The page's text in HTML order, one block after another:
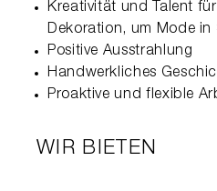
Kreativität und Talent
Dekoration, um Mode in
Positive Ausstrahlung
Handwerkliches
Proaktive und flexible
WIR BIETEN